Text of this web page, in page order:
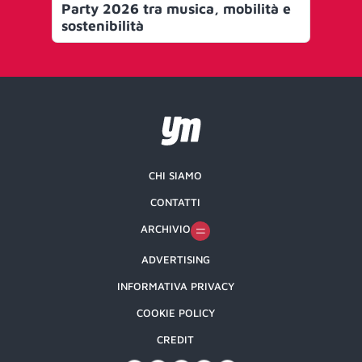
Party 2026 tra musica, mobilità e
sostenibilità
CHI SIAMO
CONTATTI
ARCHIVIO
ADVERTISING
INFORMATIVA PRIVACY
COOKIE POLICY
CREDIT